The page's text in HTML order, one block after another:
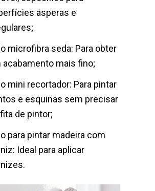
ásperas e
microfibra seda: Para obter
acabamento mais fino;
mini recortador: Para pintar
e esquinas sem precisar
de pintor;
para pintar madeira com
Ideal para aplicar